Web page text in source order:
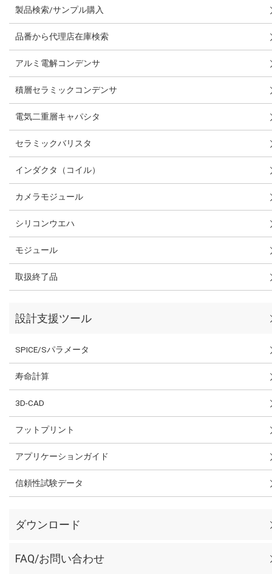
製品検索/サンプル購入
品番から代理店在庫検索
アルミ電解コンデンサ
積層セラミックコンデンサ
電気二重層キャパシタ
セラミックバリスタ
インダクタ（コイル）
カメラモジュール
シリコンウエハ
モジュール
取扱終了品
設計支援ツール
SPICE/Sパラメータ
寿命計算
3D-CAD
フットプリント
アプリケーションガイド
信頼性試験データ
ダウンロード
FAQ/お問い合わせ